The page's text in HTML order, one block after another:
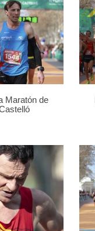
Maratón de